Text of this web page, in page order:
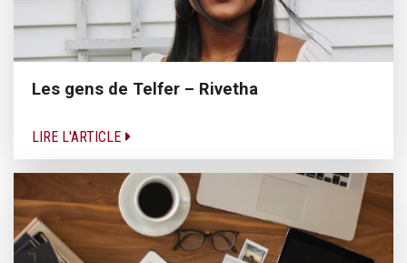
Les gens de Telfer – Rivetha
LIRE L'ARTICLE